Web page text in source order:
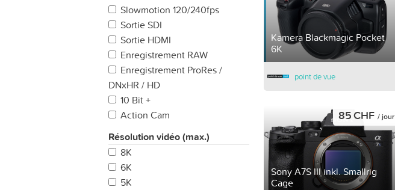
Slowmotion 120/240fps
Sortie SDI
Sortie HDMI
Enregistrement RAW
Enregistrement ProRes /
DNxHR / HD
10 Bit +
Action Cam
Résolution vidéo (max.)
8K
6K
5K
Kamera Blackmagic Pocket
6K
point de vue
Sony A7S III inkl. Smallrig
Cage
85 CHF / jour